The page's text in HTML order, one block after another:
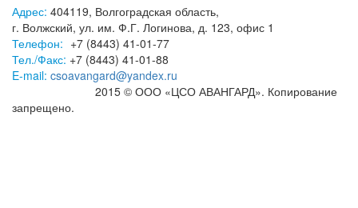
Адрес: 404119, Волгоградская область,
г. Волжский, ул. им. Ф.Г. Логинова, д. 123, офис 1
Телефон: +7 (8443) 41-01-77
Тел./Факс: +7 (8443) 41-01-88
E-mail: csoavangard@yandex.ru
2015 © ООО «ЦСО АВАНГАРД». Копирование
запрещено.